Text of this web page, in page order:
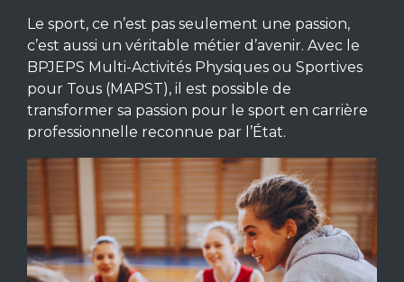
Le sport, ce n’est pas seulement une passion,
c’est aussi un véritable métier d’avenir. Avec le
BPJEPS Multi-Activités Physiques ou Sportives
pour Tous (MAPST), il est possible de
transformer sa passion pour le sport en carrière
professionnelle reconnue par l’État.